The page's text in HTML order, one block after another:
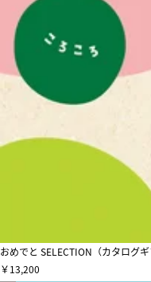
おめでと SELECTION（カタログ
￥13,200